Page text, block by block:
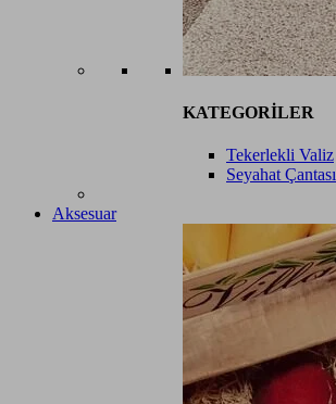
KATEGORİLER
Tekerlekli Valiz
Seyahat Çantası
Aksesuar